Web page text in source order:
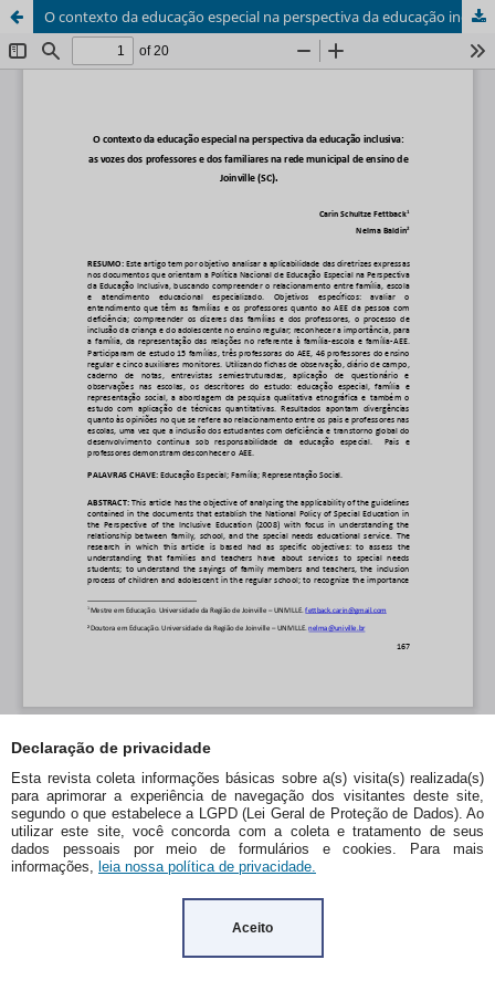
Declaração de privacidade
Esta revista coleta informações básicas sobre a(s) visita(s) realizada(s)
para aprimorar a experiência de navegação dos visitantes deste site,
segundo o que estabelece a LGPD (Lei Geral de Proteção de Dados). Ao
utilizar este site, você concorda com a coleta e tratamento de seus
dados pessoais por meio de formulários e cookies. Para mais
informações, leia nossa política de privacidade.
Aceito
O contexto da educação especial na perspectiva da educação inclusiva: as vozes dos professores e dos familiares na rede municipal de ensino de Joinville (SC)